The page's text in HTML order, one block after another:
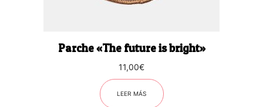
Parche «The future is bright»
11,00€
LEER MÁS